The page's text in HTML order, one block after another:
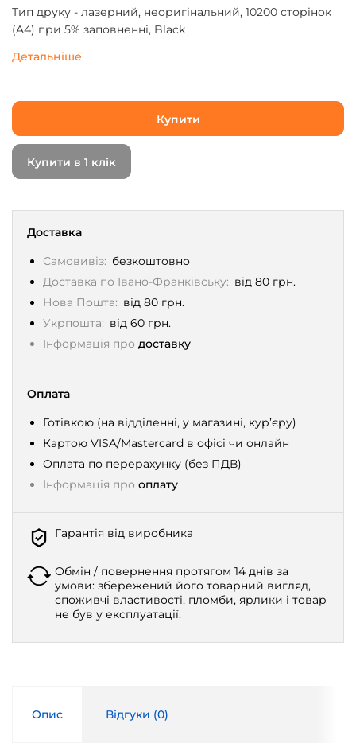
Доставка
Самовивіз: безкоштовно
Доставка по Івано-Франківську: від 80 грн.
Нова Пошта: від 80 грн.
Укрпошта: від 60 грн.
Інформація про доставку
Оплата
Готівкою (на відділенні, у магазині, кур’єру)
Картою VISA/Mastercard в офісі чи онлайн
Оплата по перерахунку (без ПДВ)
Інформація про оплату
Гарантія від виробника
Обмін / повернення протягом 14 днів за
умови: збережений його товарний вигляд,
споживчі властивості, пломби, ярлики і товар
не був у експлуатації.
Тип друку - лазерний, неоригінальний, 10200 сторінок
(A4) при 5% заповненні, Black
Детальніше
Купити
Купити в 1 клік
Опис Відгуки (0)